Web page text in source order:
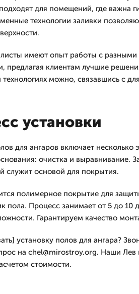
для помещений, где важна
технологии заливки
имеют опыт работы с разными
предлагая клиентам лучшие
технологиях можно, связавшись с
установки
для ангаров включает несколько
очистка и выравнивание.
служит основой для покрытия.
полимерное покрытие для
пола. Процесс занимает от 5 до 10
Гарантируем качество
установку полов для ангара?
на chel@mirostroy.org. Наши Лев
стоимости.